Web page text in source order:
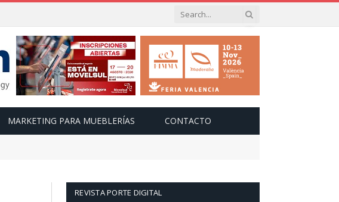
MARKETING PARA MUEBLERÍAS CONTACTO
REVISTA PORTE DIGITAL